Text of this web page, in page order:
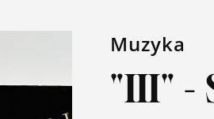
Muzyka
"III" -